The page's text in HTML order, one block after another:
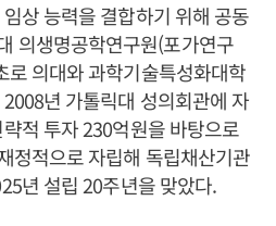
상 능력을 결합하기 위해 공동
의생명공학연구원(포가연구
로 의대와 과학기술특성화대학
년 가톨릭대 성의회관에 자
적 투자 230억원을 바탕으로
정적으로 자립해 독립채산기관
년 설립 20주년을 맞았다.